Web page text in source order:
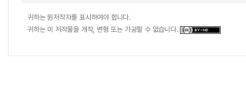
귀하는 원저작자를 표시하여야 합니다.
귀하는 이 저작물을 개작, 변형 또는 가공할 수 없습니다.